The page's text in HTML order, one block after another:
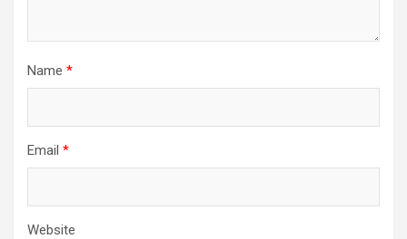
Name *
Email *
Website